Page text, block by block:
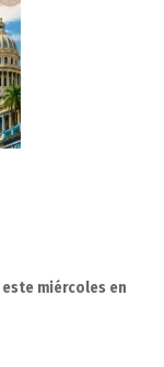
miércoles en